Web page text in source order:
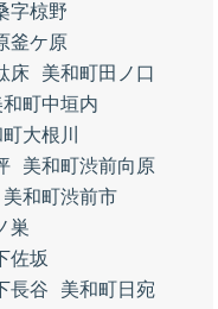
字椋野
釜ケ原
床
美和町田ノ口
和町中垣内
大根川
美和町渋前向原
美和町渋前市
巣
佐坂
長谷
美和町日宛